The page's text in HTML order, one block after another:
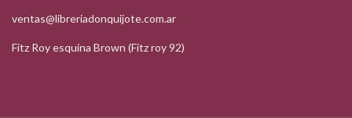
ventas@libreriadonquijote.com.ar
Fitz Roy esquina Brown (Fitz roy 92)